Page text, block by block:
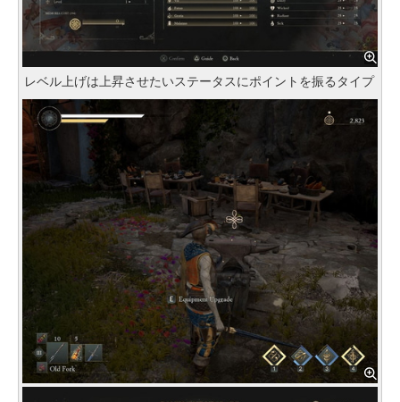
レベル上げは上昇させたいステータスにポイントを振るタイプ